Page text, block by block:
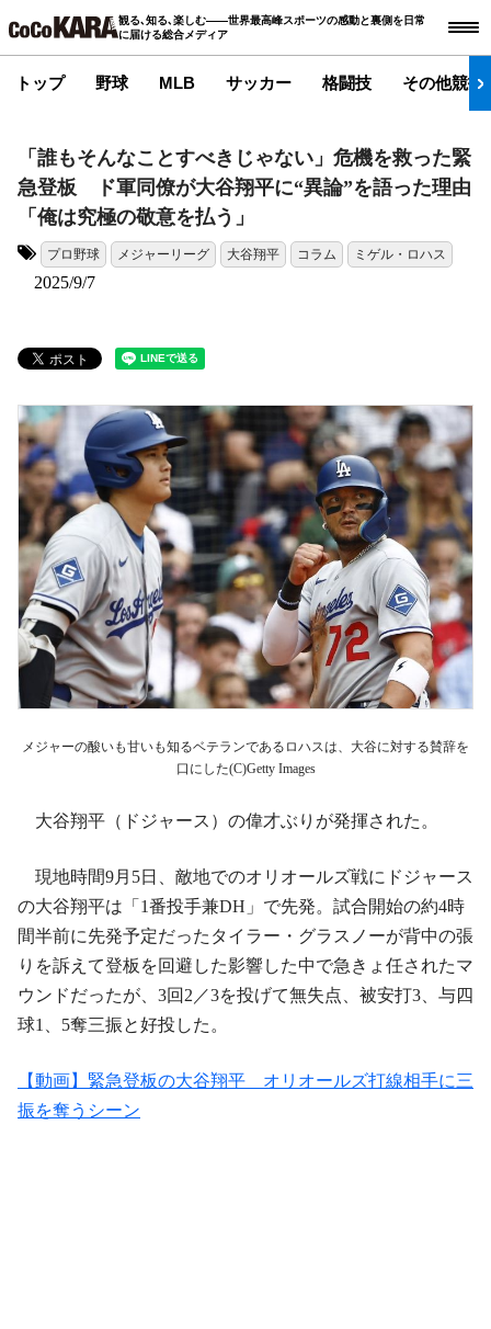
観る､知る､楽しむ――世界最高峰スポーツの感動と裏側を日常
に届ける総合メディア
トップ 野球 MLB サッカー 格闘技 その他競技
「誰もそんなことすべきじゃない」危機を救った緊
急登板 ド軍同僚が大谷翔平に“異論”を語った理由
「俺は究極の敬意を払う」
プロ野球 メジャーリーグ 大谷翔平 コラム ミゲル・ロハス
2025/9/7
メジャーの酸いも甘いも知るベテランであるロハスは、大谷に対する賛辞を
口にした(C)Getty Images
大谷翔平（ドジャース）の偉才ぶりが発揮された。
現地時間9月5日、敵地でのオリオールズ戦にドジャース
の大谷翔平は「1番投手兼DH」で先発。試合開始の約4時
間半前に先発予定だったタイラー・グラスノーが背中の張
りを訴えて登板を回避した影響した中で急きょ任されたマ
ウンドだったが、3回2／3を投げて無失点、被安打3、与四
球1、5奪三振と好投した。
【動画】緊急登板の大谷翔平 オリオールズ打線相手に三
振を奪うシーン